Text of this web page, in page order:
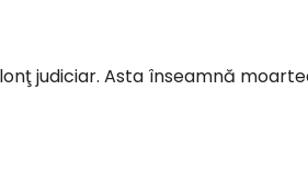
judiciar. Asta înseamnă